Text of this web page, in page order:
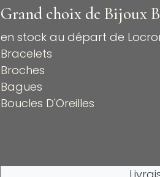
Grand choix de Bijoux
en stock au départ de
Bracelets
Broches
Bagues
Boucles D'Oreilles